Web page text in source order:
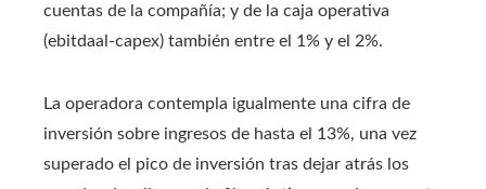
cuentas de la compañía; y de la caja operativa
(ebitdaal-capex) también entre el 1% y el 2%.
La operadora contempla igualmente una cifra de
inversión sobre ingresos de hasta el 13%, una vez
superado el pico de inversión tras dejar atrás los